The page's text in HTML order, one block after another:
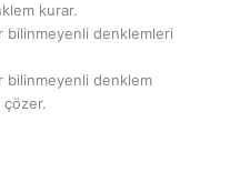
kurar.
bilinmeyenli denklemleri
bilinmeyenli denklem
çözer.